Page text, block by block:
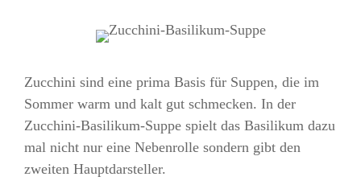
Zucchini sind eine prima Basis für Suppen, die im
Sommer warm und kalt gut schmecken. In der
Zucchini-Basilikum-Suppe spielt das Basilikum dazu
mal nicht nur eine Nebenrolle sondern gibt den
zweiten Hauptdarsteller.